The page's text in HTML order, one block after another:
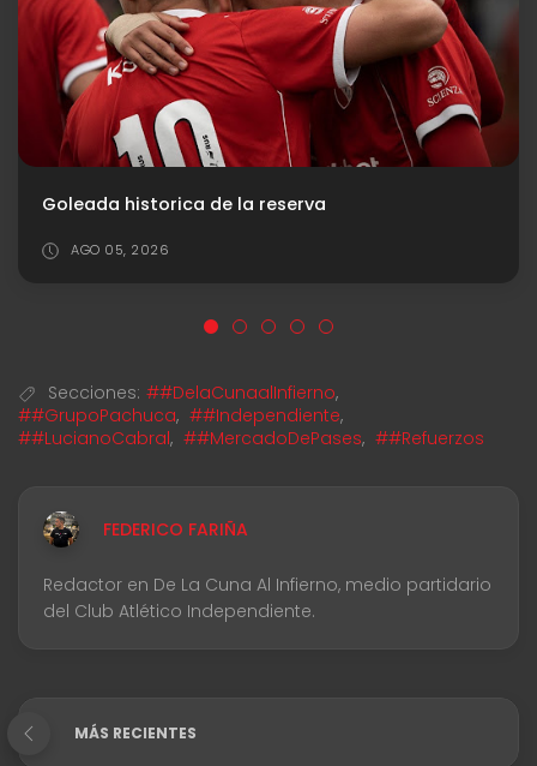
AGO 03, 2026
Secciones: ##DelaCunaalInfierno,
##GrupoPachuca, ##Independiente,
##LucianoCabral, ##MercadoDePases, ##Refuerzos
FEDERICO FARIÑA
Redactor en De La Cuna Al Infierno, medio partidario
del Club Atlético Independiente.
MÁS RECIENTES